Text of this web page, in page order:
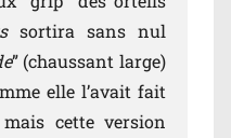
sortira sans nul
” (chaussant large)
elle l’avait fait
cette version